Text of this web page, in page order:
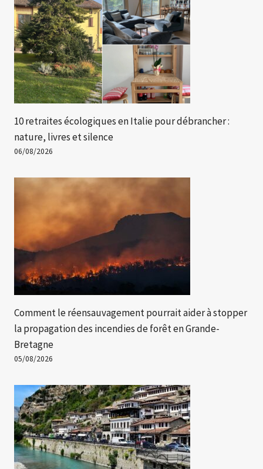
10 retraites écologiques en Italie pour débrancher :
nature, livres et silence
06/08/2026
Comment le réensauvagement pourrait aider à stopper
la propagation des incendies de forêt en Grande-
Bretagne
05/08/2026